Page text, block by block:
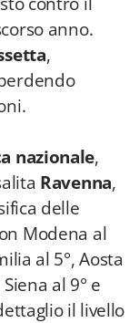
anno.
,
nazionale,
Ravenna,
delle
Modena al
al 5°, Aosta
al 9° e
il livello